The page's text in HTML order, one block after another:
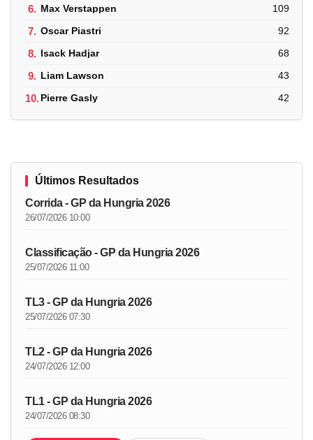
6. Max Verstappen 109
7. Oscar Piastri 92
8. Isack Hadjar 68
9. Liam Lawson 43
10.Pierre Gasly 42
Últimos Resultados
Corrida - GP da Hungria 2026
26/07/2026 10:00
Classificação - GP da Hungria 2026
25/07/2026 11:00
TL3 - GP da Hungria 2026
25/07/2026 07:30
TL2 - GP da Hungria 2026
24/07/2026 12:00
TL1 - GP da Hungria 2026
24/07/2026 08:30